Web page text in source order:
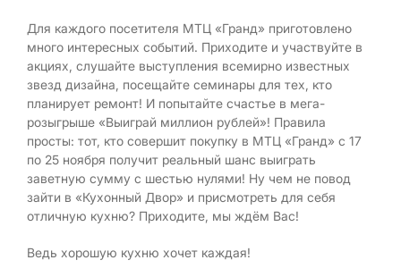
Для каждого посетителя МТЦ «Гранд» приготовлено
много интересных событий. Приходите и участвуйте в
акциях, слушайте выступления всемирно известных
звезд дизайна, посещайте семинары для тех, кто
планирует ремонт! И попытайте счастье в мега-
розыгрыше «Выиграй миллион рублей»! Правила
просты: тот, кто совершит покупку в МТЦ «Гранд» с 17
по 25 ноября получит реальный шанс выиграть
заветную сумму с шестью нулями! Ну чем не повод
зайти в «Кухонный Двор» и присмотреть для себя
отличную кухню? Приходите, мы ждём Вас!
Ведь хорошую кухню хочет каждая!